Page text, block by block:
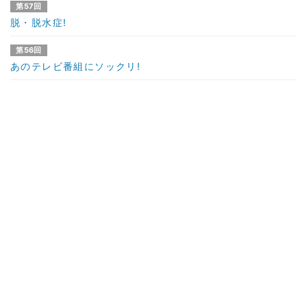
第57回
脱・脱水症!
第56回
あのテレビ番組にソックリ!